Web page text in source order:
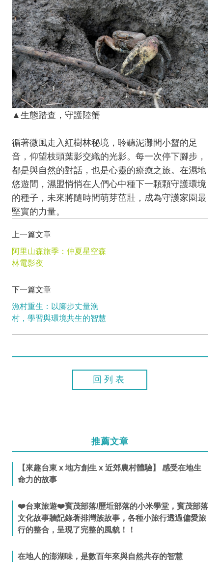
▲生態踏查，守護陸蟹
循著微風走入紅樹林秘境，聆聽泥灘間小蟹的足
音，仰望枝頭葉影交織的光影。每一次停下腳步，
都是與自然的對話，也是心靈的療癒之旅。在濕地
悠遊間，濕盟悄悄在人們心中種下一顆顆守護環境
的種子，未來將隨時間萌芽茁壯，成為守護家園最
堅實的力量。
上一篇文章
阿里山森旅季：仲夏星空森
林電影夜
下一篇文章
漁村重生：以腳步丈量漁
村，學習與環境共生的智慧
回列表
推薦文章
【來趣台東 x 地方創生 x 近郊農村體驗】 感受在地生
命力的故事
❤️台東旅遊❤️賓茂部落/歷坵部落的小米學堂，賓茂部落
文化故事牆記錄著排灣族故事，各種小旅行透過偏愛旅
行的整合，呈現了完整的風貌！！
在地人的澎湖味，是數百年來與自然共存的智慧